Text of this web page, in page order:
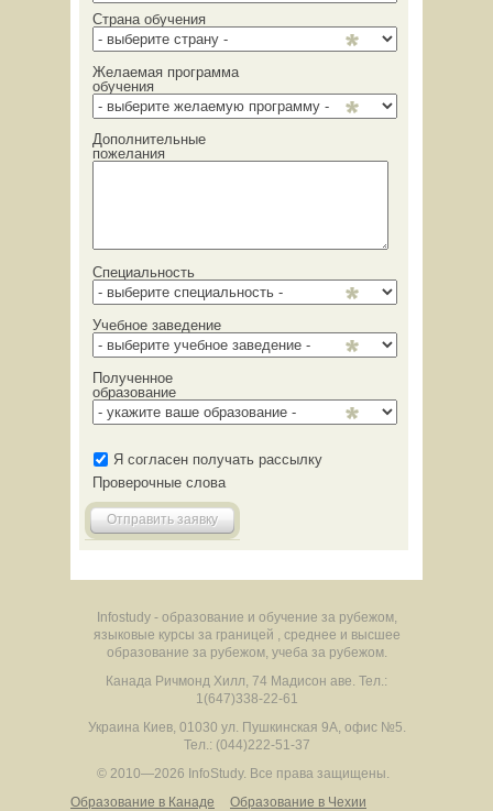
Страна обучения
Желаемая программа
обучения
Дополнительные
пожелания
Специальность
Учебное заведение
Полученное
образование
Я согласен получать рассылку
Проверочные слова
Отправить заявку
Infostudy - образование и обучение за рубежом,
языковые курсы за границей , среднее и высшее
образование за рубежом, учеба за рубежом.
Канада Ричмонд Хилл, 74 Мадисон аве. Тел.:
1(647)338-22-61
Украина Киев, 01030 ул. Пушкинская 9А, офис №5.
Тел.: (044)222-51-37
© 2010—2026 InfoStudy. Все права защищены.
Образование в Канаде
Образование в Чехии